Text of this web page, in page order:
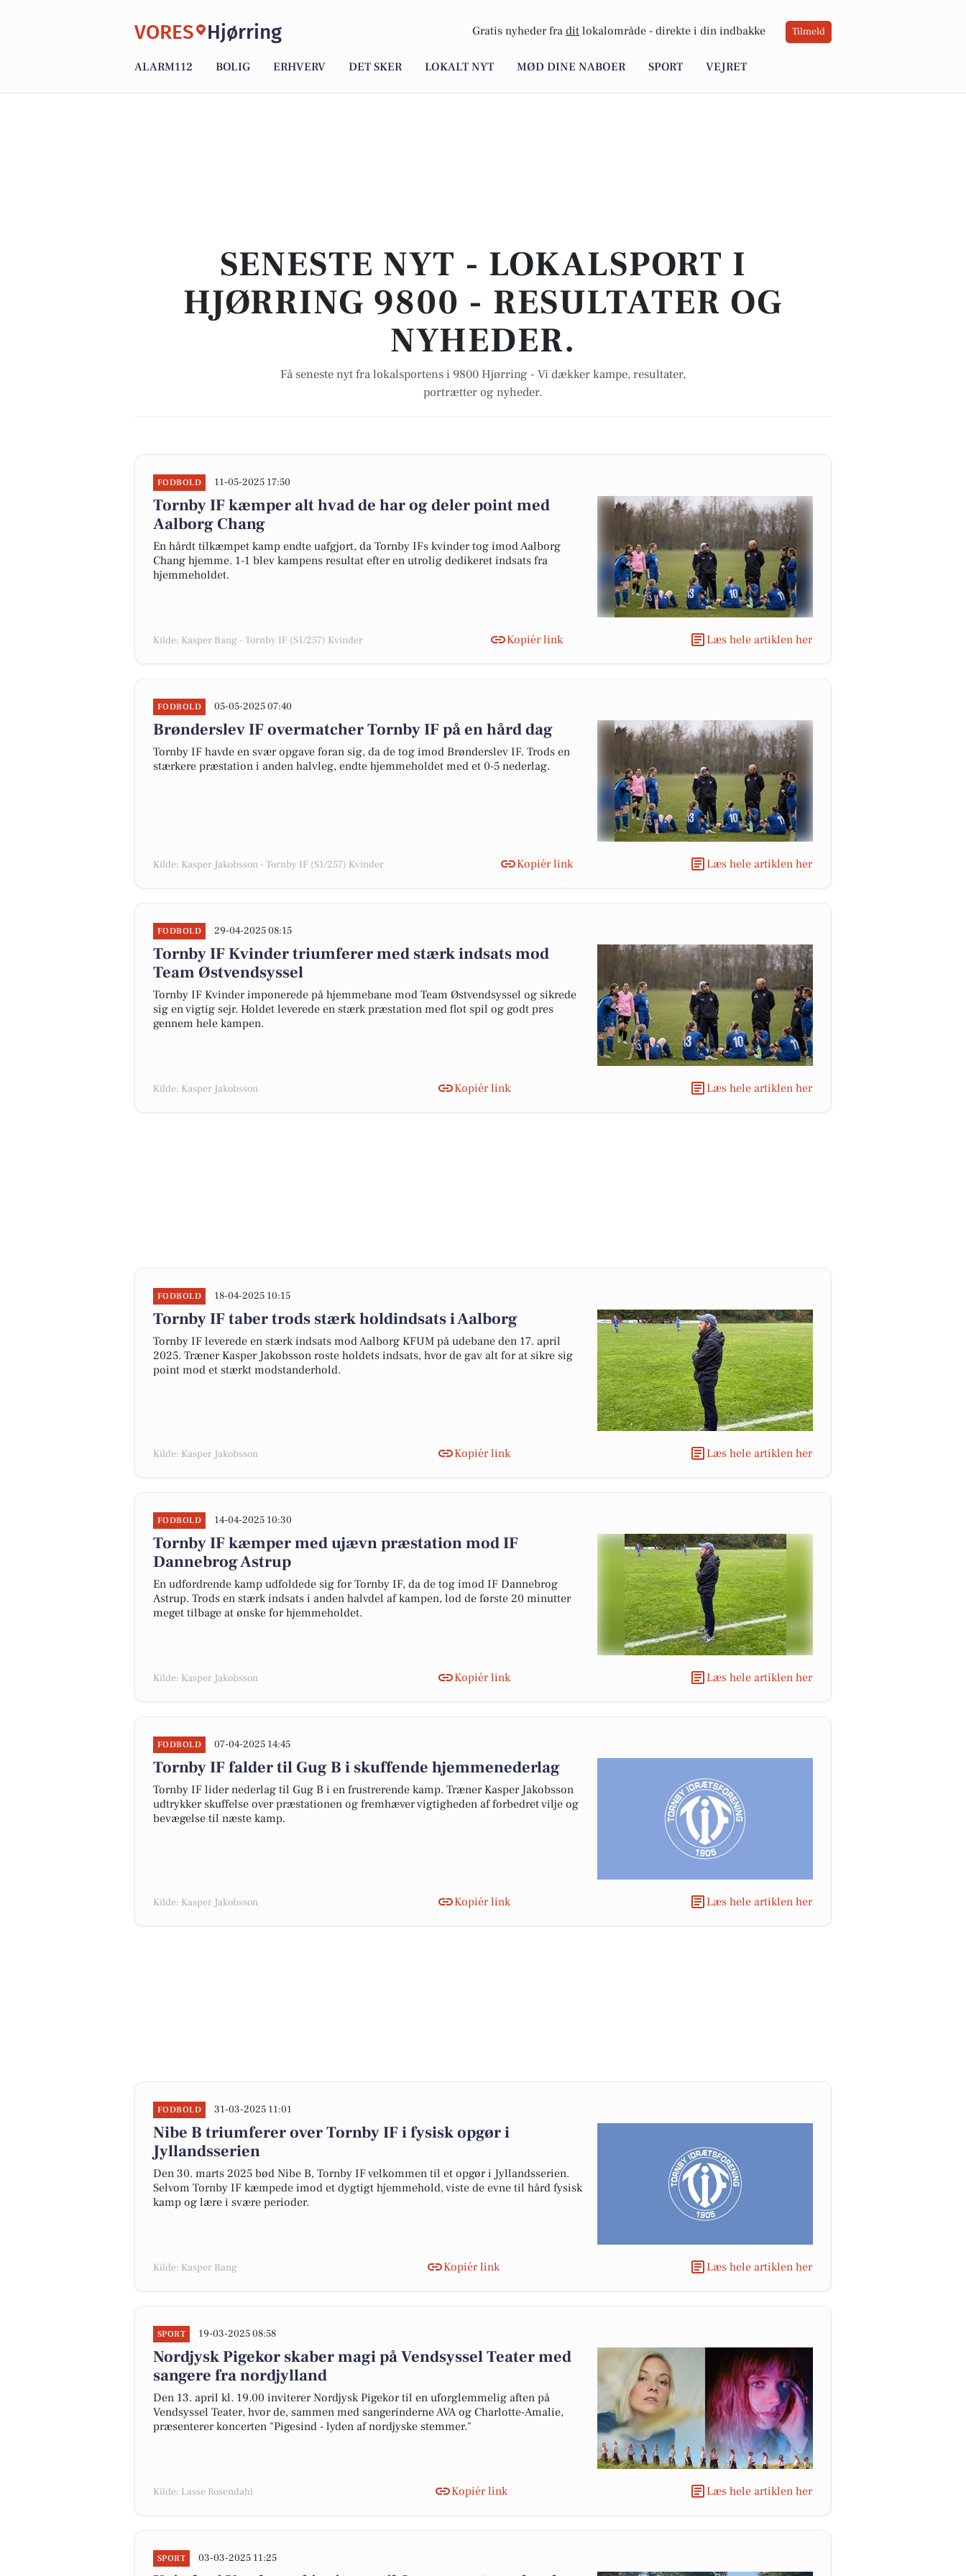
VORES Hjørring Gratis nyheder fra dit lokalområde - direkte i din indbakke Tilmeld
ALARM112 BOLIG ERHVERV DET SKER LOKALT NYT MØD DINE NABOER SPORT VEJRET
SENESTE NYT - LOKALSPORT I
HJØRRING 9800 - RESULTATER OG
NYHEDER.
Få seneste nyt fra lokalsportens i 9800 Hjørring - Vi dækker kampe, resultater,
portrætter og nyheder.
FODBOLD 11-05-2025 17:50
Tornby IF kæmper alt hvad de har og deler point med
Aalborg Chang
En hårdt tilkæmpet kamp endte uafgjort, da Tornby IFs kvinder tog imod Aalborg
Chang hjemme. 1-1 blev kampens resultat efter en utrolig dedikeret indsats fra
hjemmeholdet.
Kilde: Kasper Bang - Tornby IF (S1/257) Kvinder Kopiér link Læs hele artiklen her
FODBOLD 05-05-2025 07:40
Brønderslev IF overmatcher Tornby IF på en hård dag
Tornby IF havde en svær opgave foran sig, da de tog imod Brønderslev IF. Trods en
stærkere præstation i anden halvleg, endte hjemmeholdet med et 0-5 nederlag.
Kilde: Kasper Jakobsson - Tornby IF (S1/257) Kvinder Kopiér link Læs hele artiklen her
FODBOLD 29-04-2025 08:15
Tornby IF Kvinder triumferer med stærk indsats mod
Team Østvendsyssel
Tornby IF Kvinder imponerede på hjemmebane mod Team Østvendsyssel og sikrede
sig en vigtig sejr. Holdet leverede en stærk præstation med flot spil og godt pres
gennem hele kampen.
Kilde: Kasper Jakobsson Kopiér link Læs hele artiklen her
FODBOLD 18-04-2025 10:15
Tornby IF taber trods stærk holdindsats i Aalborg
Tornby IF leverede en stærk indsats mod Aalborg KFUM på udebane den 17. april
2025. Træner Kasper Jakobsson roste holdets indsats, hvor de gav alt for at sikre sig
point mod et stærkt modstanderhold.
Kilde: Kasper Jakobsson Kopiér link Læs hele artiklen her
FODBOLD 14-04-2025 10:30
Tornby IF kæmper med ujævn præstation mod IF
Dannebrog Astrup
En udfordrende kamp udfoldede sig for Tornby IF, da de tog imod IF Dannebrog
Astrup. Trods en stærk indsats i anden halvdel af kampen, lod de første 20 minutter
meget tilbage at ønske for hjemmeholdet.
Kilde: Kasper Jakobsson Kopiér link Læs hele artiklen her
FODBOLD 07-04-2025 14:45
Tornby IF falder til Gug B i skuffende hjemmenederlag
Tornby IF lider nederlag til Gug B i en frustrerende kamp. Træner Kasper Jakobsson
udtrykker skuffelse over præstationen og fremhæver vigtigheden af forbedret vilje og
bevægelse til næste kamp.
Kilde: Kasper Jakobsson Kopiér link Læs hele artiklen her
FODBOLD 31-03-2025 11:01
Nibe B triumferer over Tornby IF i fysisk opgør i
Jyllandsserien
Den 30. marts 2025 bød Nibe B, Tornby IF velkommen til et opgør i Jyllandsserien.
Selvom Tornby IF kæmpede imod et dygtigt hjemmehold, viste de evne til hård fysisk
kamp og lære i svære perioder.
Kilde: Kasper Bang Kopiér link Læs hele artiklen her
SPORT 19-03-2025 08:58
Nordjysk Pigekor skaber magi på Vendsyssel Teater med
sangere fra nordjylland
Den 13. april kl. 19.00 inviterer Nordjysk Pigekor til en uforglemmelig aften på
Vendsyssel Teater, hvor de, sammen med sangerinderne AVA og Charlotte-Amalie,
præsenterer koncerten "Pigesind - lyden af nordjyske stemmer."
Kilde: Lasse Rosendahl Kopiér link Læs hele artiklen her
SPORT 03-03-2025 11:25